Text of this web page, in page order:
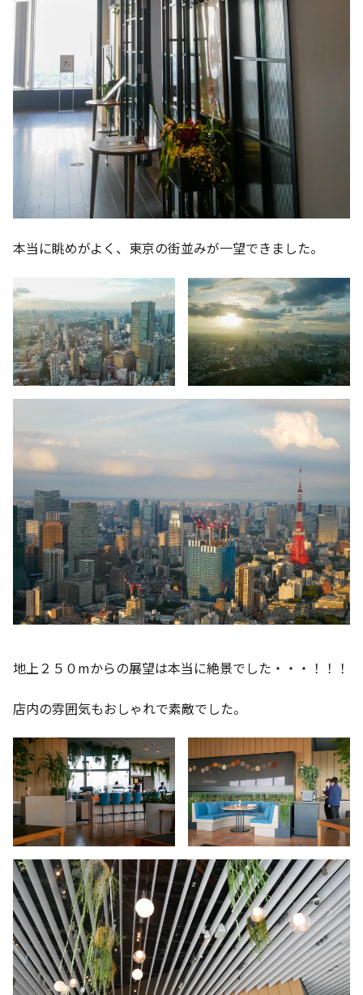
本当に眺めがよく、東京の街並みが一望できました。
地上２５０mからの展望は本当に絶景でした・・・！！！
店内の雰囲気もおしゃれで素敵でした。